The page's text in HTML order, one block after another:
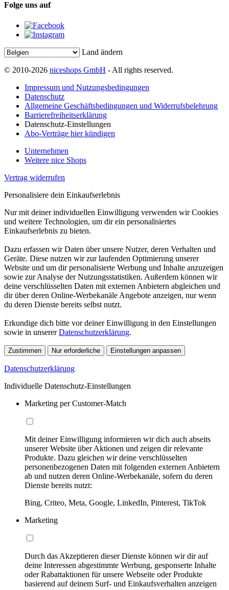
Folge uns auf
Land ändern
© 2010-2026 niceshops GmbH - All rights reserved.
Impressum und Nutzungsbedingungen
Datenschutz
Allgemeine Geschäftsbedingungen und Widerrufsbelehrung
Barrierefreiheitserklärung
Datenschutz-Einstellungen
Abo-Verträge hier kündigen
Unternehmen
Weitere nice Shops
Vertrag widerrufen
Personalisiere dein Einkaufserlebnis
Nur mit deiner individuellen Einwilligung verwenden wir Cookies
und weitere Technologien, um dir ein personalisiertes
Einkaufserlebnis zu bieten.
Dazu erfassen wir Daten über unsere Nutzer, deren Verhalten und
Geräte. Diese nutzen wir zur laufenden Optimierung unserer
Website und um dir personalisierte Werbung und Inhalte anzuzeigen
sowie zur Analyse der Nutzungsstatistiken. Außerdem können wir
deine verschlüsselten Daten mit externen Anbietern abgleichen und
dir über deren Online-Werbekanäle Angebote anzeigen, nur wenn
du deren Dienste bereits selbst nutzt.
Erkundige dich bitte vor deiner Einwilligung in den Einstellungen
sowie in unsererDatenschutzerklärung.
Zustimmen Nur erforderliche Einstellungen anpassen
Datenschutzerklärung
Individuelle Datenschutz-Einstellungen
Marketing per Customer-Match
Mit deiner Einwilligung informieren wir dich auch abseits
unserer Website über Aktionen und zeigen dir relevante
Produkte. Dazu gleichen wir deine verschlüsselten
personenbezogenen Daten mit folgenden externen Anbietern
ab und nutzen deren Online-Werbekanäle, sofern du deren
Dienste bereits nutzt:
Bing, Criteo, Meta, Google, LinkedIn, Pinterest, TikTok
Marketing
Durch das Akzeptieren dieser Dienste können wir dir auf
deine Interessen abgestimmte Werbung, gesponserte Inhalte
oder Rabattaktionen für unsere Webseite oder Produkte
basierend auf deinem Surf- und Einkaufsverhalten anzeigen